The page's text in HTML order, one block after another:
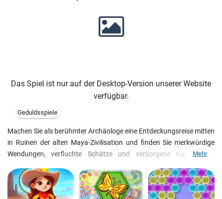
Das Spiel ist nur auf der Desktop-Version unserer Website
verfügbar.
Geduldsspiele
Machen Sie als berühmter Archäologe eine Entdeckungsreise mitten
in Ruinen der alten Maya-Zivilisation und finden Sie merkwürdige
Wendungen, verfluchte Schätze und verborgene Kunstwerke.
jeweils drei gleiche Gegenstände zusammenbringen. Bereiten Sie
sich auf ein Abenteuer vor!
Mehr